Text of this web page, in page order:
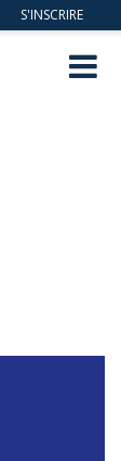
S'INSCRIRE
Navig